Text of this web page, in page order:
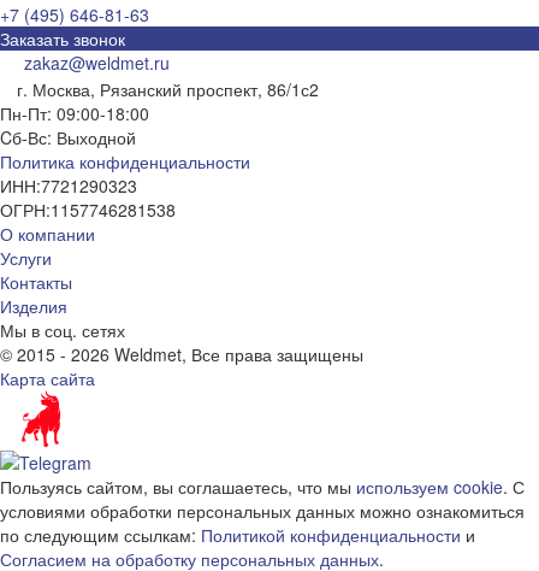
+7 (495) 646-81-63
Заказать звонок
zakaz@weldmet.ru
г. Москва, Рязанский проспект, 86/1с2
Пн-Пт: 09:00-18:00
Cб-Вс: Выходной
Политика конфиденциальности
ИНН:7721290323
ОГРН:1157746281538
О компании
Услуги
Контакты
Изделия
Мы в соц. сетях
© 2015 - 2026 Weldmet, Все права защищены
Карта сайта
Пользуясь сайтом, вы соглашаетесь, что мы используем cookie. С
условиями обработки персональных данных можно ознакомиться
по следующим ссылкам: Политикой конфиденциальности и
Согласием на обработку персональных данных.